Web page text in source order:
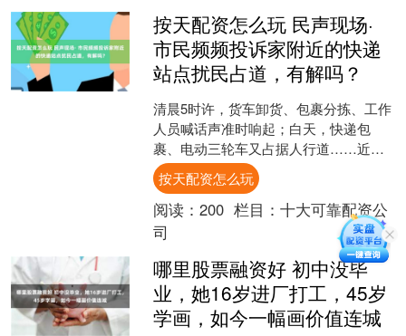
按天配资怎么玩 民声现场·
市民频频投诉家附近的快递
站点扰民占道，有解吗？
清晨5时许，货车卸货、包裹分拣、工作
人员喊话声准时响起；白天，快递包
裹、电动三轮车又占据人行道……近
期，解放日报·上观新闻民声直通车接到
多位市民反映，部分设在居....
按天配资怎么玩
阅读： 200 栏目： 十大可靠配资公
司
哪里股票融资好 初中没毕
业，她16岁进厂打工，45岁
学画，如今一幅画价值连城